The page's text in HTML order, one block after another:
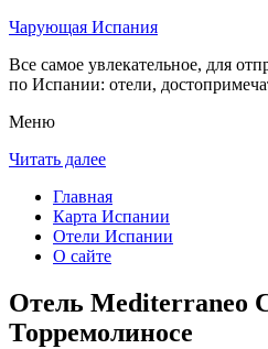
Чарующая Испания
Все самое увлекательное, для
по Испании: отели,
Меню
Читать далее
Главная
Карта Испании
Отели Испании
О сайте
Отель Mediterraneo
Торремолиносе